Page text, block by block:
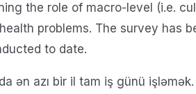
the role of macro-level (i.e.
problems. The survey has
to date.
ən azı bir il tam iş günü